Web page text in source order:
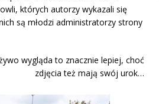
których autorzy wykazali się
są młodzi administratorzy strony
wygląda to znacznie lepiej, choć
zdjęcia też mają swój urok…